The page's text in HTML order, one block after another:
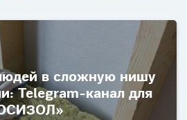
в сложную нишу
Telegram-канал для